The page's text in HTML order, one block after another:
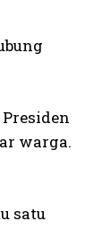
warga.
satu